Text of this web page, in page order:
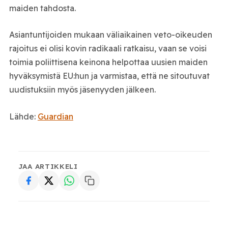
maiden tahdosta.
Asiantuntijoiden mukaan väliaikainen veto-oikeuden
rajoitus ei olisi kovin radikaali ratkaisu, vaan se voisi
toimia poliittisena keinona helpottaa uusien maiden
hyväksymistä EU:hun ja varmistaa, että ne sitoutuvat
uudistuksiin myös jäsenyyden jälkeen.
Lähde: Guardian
JAA ARTIKKELI